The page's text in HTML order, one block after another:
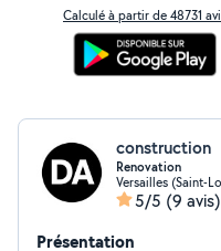
Calculé à partir de 48731
construction
Renovation
Versailles (Saint-
5/5 (9 avis)
Présentation